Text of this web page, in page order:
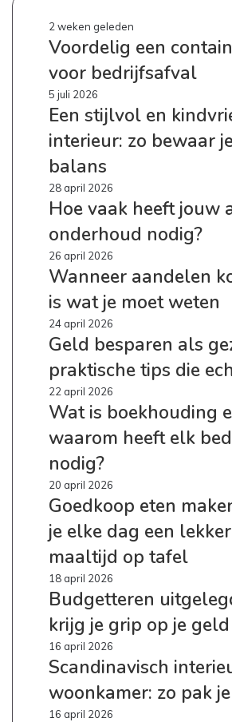
Voordelig
een
huren
voor
bedrijfsafval
2 weken geleden
Voordelig een
voor bedrijfsafval
Een
stijlvol
kindvriendelijk
interieur:
bewaar
je
de
balans
5 juli 2026
Een stijlvol en
interieur: zo bewaar
balans
Hoe
vaak
jouw
auto
onderhoud
28 april 2026
Hoe vaak heeft jouw
onderhoud nodig?
Wanneer
aandelen
Dit
is
wat
moet
weten
26 april 2026
Wanneer aandelen
is wat je moet weten
Geld
besparen
gezin:
praktische
tips
echt
werken
24 april 2026
Geld besparen als
praktische tips die
Wat
is
en
waarom
elk
bedrijf
het
nodig?
22 april 2026
Wat is boekhouding
waarom heeft elk
nodig?
Goedkoop
eten
zo
zet
elke
dag
een
lekkere
maaltijd
op
20 april 2026
Goedkoop eten
je elke dag een
maaltijd op tafel
Budgetteren
uitgelegd:
krijg
je
grip
je
geld
18 april 2026
Budgetteren
krijg je grip op je geld
Scandinavisch
interieur
de
woonkamer:
16 april 2026
Scandinavisch
woonkamer: zo pak
Wanneer
16 april 2026